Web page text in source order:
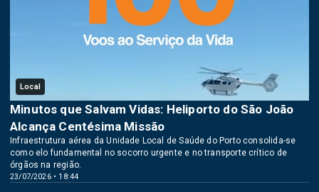
Local
23/07/2026 • 18:44
Minutos que Salvam Vidas: Heliporto do São João
Alcança Centésima Missão
Infraestrutura aérea da Unidade Local de Saúde do Porto consolida-se
como elo fundamental no socorro urgente e no transporte crítico de
órgãos na região.